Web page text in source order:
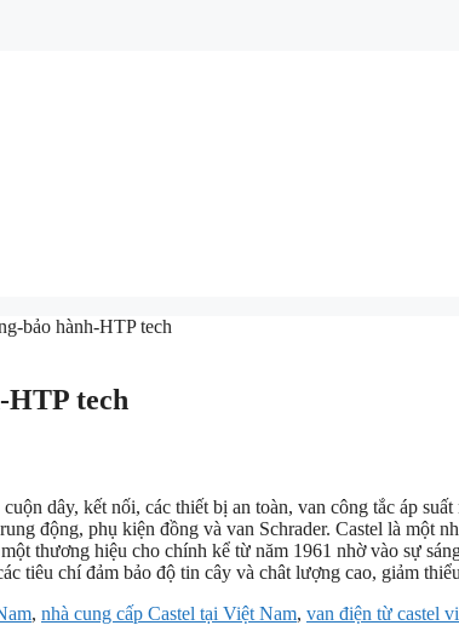
bảo hành-HTP tech
HTP tech
dây, kết nối, các thiết bị an toàn, van công tắc áp
động, phụ kiện đồng và van Schrader. Castel là một
thương hiệu cho chính kể từ năm 1961 nhờ vào sự
tiêu chí đảm bảo độ tin cây và chât lượng cao, giảm
, nhà cung cấp Castel tại Việt Nam, van điện từ castel